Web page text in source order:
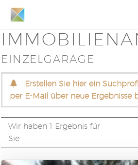
EINZELGARAGE
Erstellen Sie hier ein
per E-Mail über neue Ergebnisse
Wir haben 1 Ergebnis für
Sie